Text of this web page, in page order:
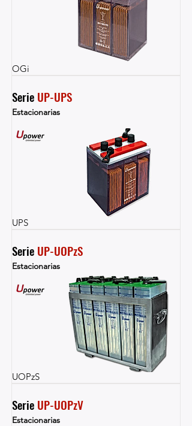
OGi
Serie UP-UPS
Estacionarias
UPS
Serie UP-UOPzS
Estacionarias
UOPzS
Serie UP-UOPzV
Estacionarias